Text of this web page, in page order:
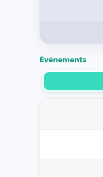
Événements